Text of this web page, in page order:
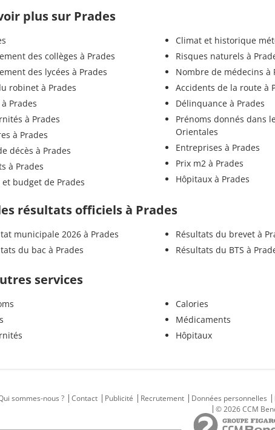
plus sur Prades
des collèges à Prades
des lycées à Prades
robinet à Prades
à Prades
à Prades
à Prades
décès à Prades
à Prades
et budget de Prades
Climat et historique
Risques naturels à
Nombre de médecins à
Accidents de la route à
Délinquance à Prades
Prénoms donnés dans
Orientales
Entreprises à Prades
Prix m2 à Prades
Hôpitaux à Prades
résultats officiels à Prades
municipale 2026 à Prades
du bac à Prades
Résultats du brevet à
Résultats du BTS à
services
Calories
Médicaments
Hôpitaux
sommes-nous ?
Contact Publicité Recrutement Données personnelles
© 2026 CCM